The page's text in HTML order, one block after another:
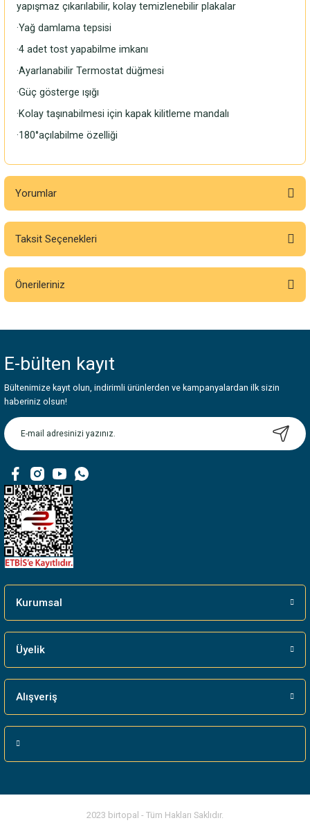
yapışmaz çıkarılabilir, kolay temizlenebilir plakalar
·Yağ damlama tepsisi
·4 adet tost yapabilme imkanı
·Ayarlanabilir Termostat düğmesi
·Güç gösterge ışığı
·Kolay taşınabilmesi için kapak kilitleme mandalı
·180°açılabilme özelliği
Yorumlar
Bu ürüne ilk yorumu siz yapın!
Taksit Seçenekleri
Önerileriniz
Görüş ve önerileriniz için teşekkür ederiz.
Ürün resmi kalitesiz, bozuk veya görüntülenemiyor.
Ürün açıklamasında eksik bilgiler bulunuyor.
Ürün bilgilerinde hatalar bulunuyor.
Bu ürüne benzer farklı alternatifler olmalı.
E-bülten kayıt
Bültenimize kayıt olun, indirimli ürünlerden ve kampanyalardan ilk sizin
haberiniz olsun!
Kurumsal
Üyelik
Alışveriş
2023 birtopal - Tüm Hakları Saklıdır.